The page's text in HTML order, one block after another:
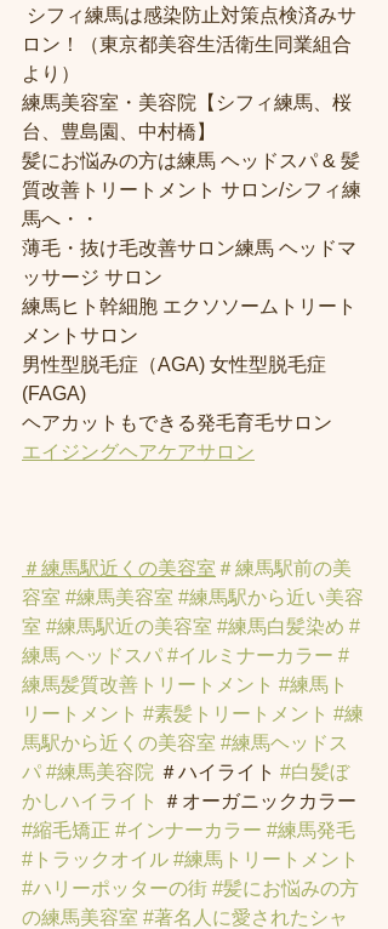
シフィ練馬は感染防止対策点検済みサ
ロン！（東京都美容生活衛生同業組合
より）
練馬美容室・美容院【シフィ練馬、桜
台、豊島園、中村橋】
髪にお悩みの方は練馬 ヘッドスパ & 髪
質改善トリートメント サロン/シフィ練
馬へ・・
薄毛・抜け毛改善サロン練馬 ヘッドマ
ッサージ サロン
練馬ヒト幹細胞 エクソソームトリート
メントサロン
男性型脱毛症（AGA) 女性型脱毛症
(FAGA)
ヘアカットもできる発毛育毛サロン
エイジングヘアケアサロン
＃練馬駅近くの美容室 ＃練馬駅前の美
容室 #練馬美容室 #練馬駅から近い美容
室 #練馬駅近の美容室 #練馬白髪染め #
練馬 ヘッドスパ #イルミナーカラー #
練馬髪質改善トリートメント #練馬ト
リートメント #素髪トリートメント #練
馬駅から近くの美容室 #練馬ヘッドス
パ #練馬美容院 ＃ハイライト #白髪ぼ
かしハイライト
＃オーガニックカラー
#縮毛矯正 #インナーカラー #練馬発毛
#トラックオイル #練馬トリートメント
#ハリーポッターの街 #髪にお悩みの方
の練馬美容室 #著名人に愛されたシャ